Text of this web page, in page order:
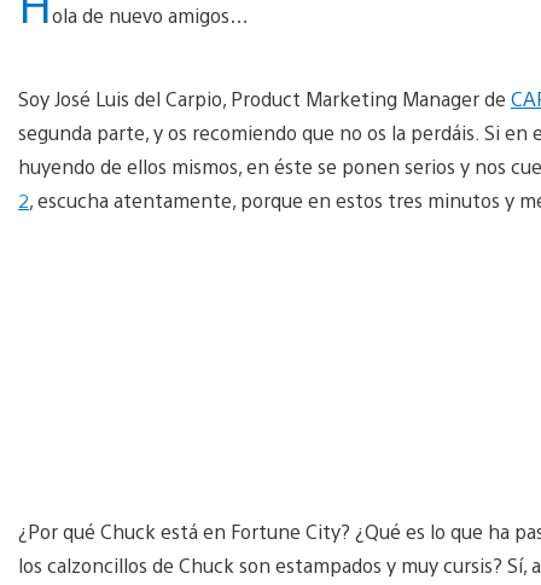
ola de nuevo amigos…
Soy José Luis del Carpio, Product Marketing Manager de
segunda parte, y os recomiendo que no os la perdáis. Si
huyendo de ellos mismos, en éste se ponen serios y nos
2, escucha atentamente, porque en estos tres minutos y
¿Por qué Chuck está en Fortune City? ¿Qué es lo que ha
los calzoncillos de Chuck son estampados y muy cursis?